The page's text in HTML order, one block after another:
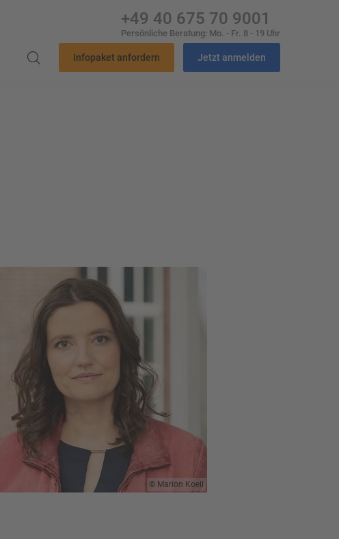
Infopaket anfordern Jetzt anmelden
+49 40 675 70 9001
Persönliche Beratung: Mo. - Fr. 8 - 19 Uhr
Marion Koell